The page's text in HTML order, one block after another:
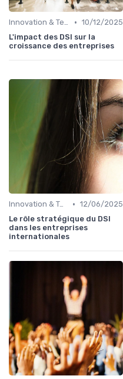
Innovation & Tendances • 10/12/2025
L'impact des DSI sur la
croissance des entreprises
Innovation & Tendances • 12/06/2025
Le rôle stratégique du DSI
dans les entreprises
internationales